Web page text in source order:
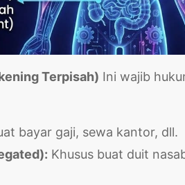
Terpisah) Ini wajib
bayar gaji, sewa kantor, dll.
Khusus buat duit